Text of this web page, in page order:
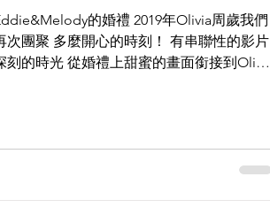
的婚禮 2019年Olivia周歲我們
次團聚 多麼開心的時刻！ 有串聯性的影片
刻的時光 從婚禮上甜蜜的畫面銜接到Olivia